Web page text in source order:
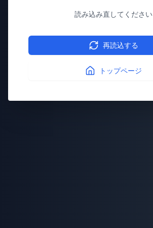
読み込み直してください
再読込する
トップページ